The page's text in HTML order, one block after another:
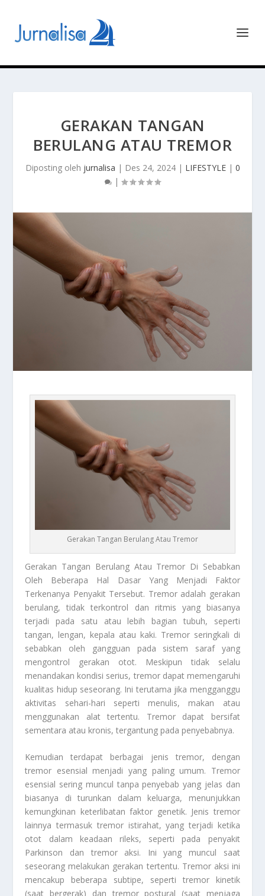
GERAKAN TANGAN
BERULANG ATAU TREMOR
Diposting oleh jurnalisa | Des 24, 2024| LIFESTYLE| 0
|
Gerakan Tangan Berulang Atau Tremor
Gerakan Tangan BerulangAtau Tremor Di Sebabkan
Oleh Beberapa Hal Dasar Yang Menjadi Faktor
Terkenanya Penyakit Tersebut. Tremor adalah gerakan
berulang, tidak terkontrol dan ritmis yang biasanya
terjadi pada satu atau lebih bagian tubuh, seperti
tangan, lengan, kepala atau kaki. Tremor seringkali di
sebabkan oleh gangguan pada sistem saraf yang
mengontrol gerakan otot. Meskipun tidak selalu
menandakan kondisi serius, tremor dapat memengaruhi
kualitas hidup seseorang. Ini terutama jika mengganggu
aktivitas sehari-hari seperti menulis, makan atau
menggunakan alat tertentu. Tremor dapat bersifat
sementara atau kronis, tergantung pada penyebabnya.
Kemudian terdapat berbagai jenis tremor, dengan
tremor esensial menjadi yang paling umum. Tremor
esensial sering muncul tanpa penyebab yang jelas dan
biasanya di turunkan dalam keluarga, menunjukkan
kemungkinan keterlibatan faktor genetik. Jenis tremor
lainnya termasuk tremor istirahat, yang terjadi ketika
otot dalam keadaan rileks, seperti pada penyakit
Parkinson dan tremor aksi. Ini yang muncul saat
seseorang melakukan gerakan tertentu. Tremor aksi ini
mencakup beberapa subtipe, seperti tremor kinetik
(saat bergerak) dan tremor postural (saat menjaga